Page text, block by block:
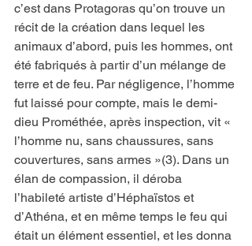
c’est dans Protagoras qu’on trouve un
récit de la création dans lequel les
animaux d’abord, puis les hommes, ont
été fabriqués à partir d’un mélange de
terre et de feu. Par négligence, l’homme
fut laissé pour compte, mais le demi-
dieu Prométhée, après inspection, vit «
l’homme nu, sans chaussures, sans
couvertures, sans armes »(3). Dans un
élan de compassion, il déroba
l’habileté artiste d’Héphaïstos et
d’Athéna, et en même temps le feu qui
était un élément essentiel, et les donna